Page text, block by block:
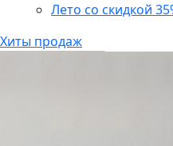
Лето со скидкой
Хиты продаж